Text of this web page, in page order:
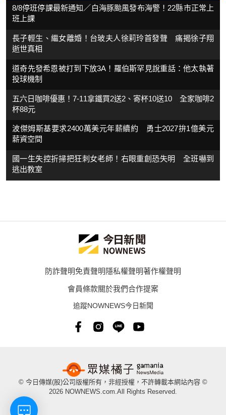
8/8停班停課最新通知／白海豚颱風發布海警！22縣市正常上
班上課
長子輕生、繼女離婚！台玻夫人徐莉玲首發聲 痛揭徐子翔
逝世真相
道奇先發希恩被打到下放3A！羅伯斯罕見說重話：他太執著
投球機制
五六日咖啡優惠！7-11拿鐵買2送2、寄杯10送10 全家咖啡2
杯88元
波傑姆斯基要求2400萬美元年薪續約 勇士2027拚1億美元
薪資空間
國一生失控折掃把狂刺女老師！右眼重創恐失明 全班嚇到
逃出教室
防詐聲明免責聲明隱私權聲明著作權聲明
會員條款關於我們合作提案
追蹤NOWNEWS今日新聞
© 今日傳媒(股)公司版權所有，非經授權，不許轉載本網站內容 ©
2026 NOWNEWS.com.All Rights Reserved.